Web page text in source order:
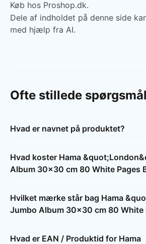
Køb hos Proshop.dk.
Dele af indholdet på denne side
med hjælp fra AI.
Ofte stillede spørgsmål
Hvad er navnet på produktet?
Hvad koster Hama
Album 30x30 cm 80 White Pages
Hvilket mærke står bag Hama
Jumbo Album 30x30 cm 80 White
Hvad er EAN / Produktid for Hama